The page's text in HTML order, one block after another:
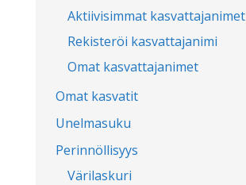
Aktiivisimmat kasvattajanimet
Rekisteröi kasvattajanimi
Omat kasvattajanimet
Omat kasvatit
Unelmasuku
Perinnöllisyys
Värilaskuri